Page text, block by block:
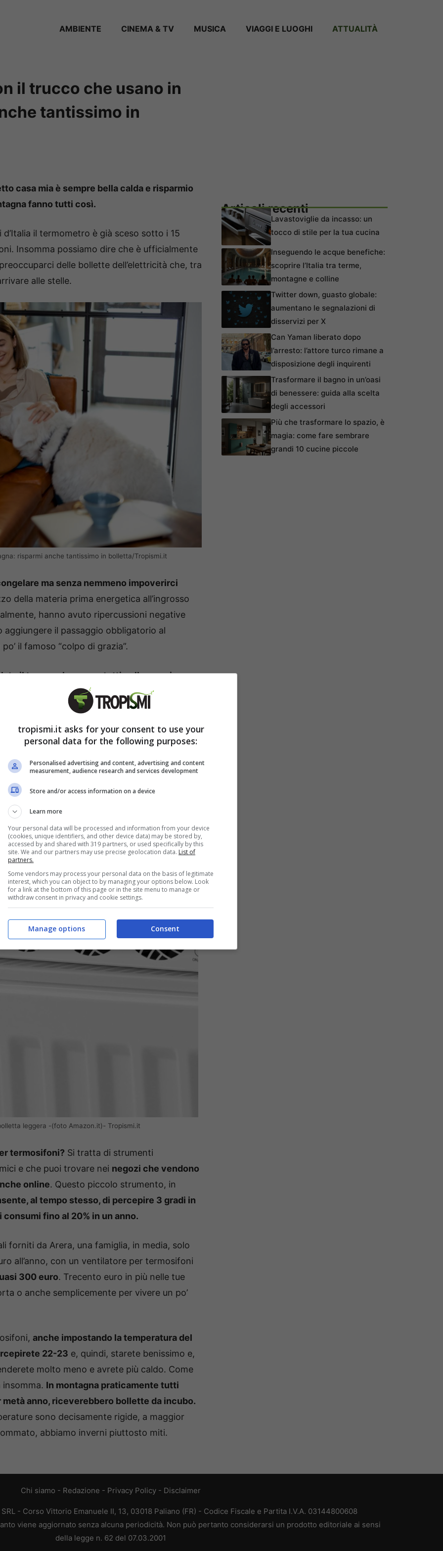
AMBIENTE CINEMA & TV MUSICA VIAGGI E LUOGHI ATTUALITÀ
il trucco che usano in
tantissimo in
casa mia è sempre bella calda e risparmio
fanno tutti così.
il termometro è già sceso sotto i 15
Insomma possiamo dire che è ufficialmente
delle bollette dell’elettricità che, tra
alle stelle.
risparmi anche tantissimo in bolletta/Tropismi.it
ma senza nemmeno impoverirci
della materia prima energetica all’ingrosso
hanno avuto ripercussioni negative
il passaggio obbligatorio al
il famoso “colpo di grazia”.
il trucco che usano tutti nelle case in
efficace che consente di mantenere la casa
stesso, fa pure risparmiare.Da quando
casa calda e
calda è ufficialmente iniziata come sono
bollette che ci arriveranno visto che
semplicissimo che ti farà avere una casa
quasi 300 euro all’anno.
leggera -(foto Amazon.it)- Tropismi.it
termosifoni? Si tratta di strumenti
e che puoi trovare nei negozi che vendono
online. Questo piccolo strumento, in
al tempo stesso, di percepire 3 gradi in
fino al 20% in un anno.
forniti da Arera, una famiglia, in media, solo
all’anno, con un ventilatore per termosifoni
300 euro. Trecento euro in più nelle tue
o anche semplicemente per vivere un po’
anche impostando la temperatura del
22-23 e, quindi, starete benissimo e,
molto meno e avrete più caldo. Come
In montagna praticamente tutti
anno, riceverebbero bollette da incubo.
sono decisamente rigide, a maggior
abbiamo inverni piuttosto miti.
Articoli recenti
Lavastoviglie da incasso: un
tocco di stile per la tua cucina
Inseguendo le acque benefiche:
scoprire l’Italia tra terme,
montagne e colline
Twitter down, guasto globale:
aumentano le segnalazioni di
disservizi per X
Can Yaman liberato dopo
l’arresto: l’attore turco rimane a
disposizione degli inquirenti
Trasformare il bagno in un’oasi
di benessere: guida alla scelta
degli accessori
Più che trasformare lo spazio, è
magia: come fare sembrare
grandi 10 cucine piccole
Chi siamo - Redazione - Privacy Policy - Disclaimer
- Corso Vittorio Emanuele II, 13, 03018 Paliano (FR) - Codice Fiscale e Partita I.V.A. 03144800608
viene aggiornato senza alcuna periodicità. Non può pertanto considerarsi un prodotto editoriale ai sensi
della legge n. 62 del 07.03.2001
tropismi.it asks for your consent to use your
personal data for the following purposes:
Personalised advertising and content, advertising and content
measurement, audience research and services development
Store and/or access information on a device
Learn more
Your personal data will be processed and information from your device
(cookies, unique identifiers, and other device data) may be stored by,
accessed by and shared with 319 partners, or used specifically by this
site. We and our partners may use precise geolocation data. List of
partners.
Some vendors may process your personal data on the basis of legitimate
interest, which you can object to by managing your options below. Look
for a link at the bottom of this page or in the site menu to manage or
withdraw consent in privacy and cookie settings.
Consent
Manage options